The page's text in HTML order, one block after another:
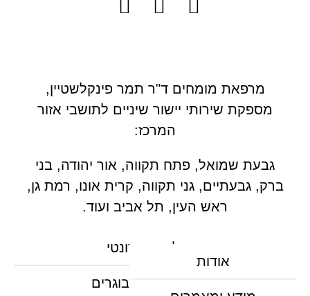
מרפאת מומחים ד"ר תמר פינקלשטיין,
מספקת שירותי יישור שיניים לתושבי אזור
המרכז:
גבעת שמואל, פתח תקווה, אור יהודה, בני
ברק, גבעתיים, גני תקווה, קרית אונו, רמת גן,
ראש העין, תל אביב ועוד.
טיפול אורתודונטי
יישור שיניים למבוגרים
אודות